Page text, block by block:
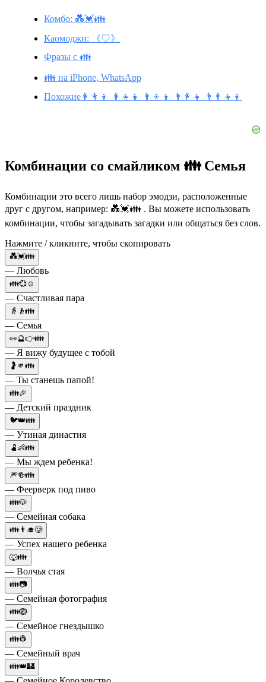
Комбо: 💑💓👪
Каомоджи: 《♡》
Фразы с 👪
👪 на iPhone, WhatsApp
Похожие👩‍👩‍👦 👩‍👧‍👧 👨‍👦‍👦 👨‍👩‍👧 👨‍👨‍👧‍👦
Комбинации со смайликом 👪 Семья
Комбинации это всего лишь набор эмодзи, расположенные
друг с другом, например: 💑💓👪 . Вы можете использовать
комбинации, чтобы загадывать загадки или общаться без слов.
Нажмите / кликните, чтобы скопировать
💑💓👪
— Любовь
👪💞☺️
— Счастливая пара
👵👴👪
— Семья
👀🔮👉👪
— Я вижу будущее с тобой
🤰🫵👪
— Ты станешь папой!
👪🎉
— Детский праздник
🐦👑👪
— Утиная династия
🫃👶👪
— Мы ждем ребенка!
🎆🍻👪
— Феерверк под пиво
👪🐶
— Семейная собака
👪👨‍🎓🥲
— Успех нашего ребенка
🐺👪
— Волчья стая
👪📷
— Семейная фотография
👪🪺
— Семейное гнездышко
👪👷
— Семейный врач
👪👑🏰